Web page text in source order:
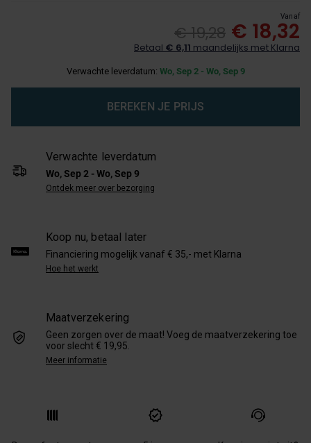
Vanaf
€ 19,28 € 18,32
Betaal € 6,11 maandelijks met Klarna
Verwachte leverdatum: Wo, Sep 2 - Wo, Sep 9
BEREKEN JE PRIJS
Verwachte leverdatum
Wo, Sep 2 - Wo, Sep 9
Ontdek meer over bezorging
Koop nu, betaal later
Financiering mogelijk vanaf € 35,- met Klarna
Hoe het werkt
Maatverzekering
Geen zorgen over de maat! Voeg de maatverzekering toe
voor slecht € 19,95.
Meer informatie